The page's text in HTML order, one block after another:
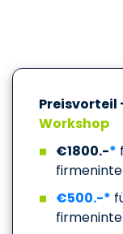
Preisvorteil
Workshop
€1800.-*
€500.-*